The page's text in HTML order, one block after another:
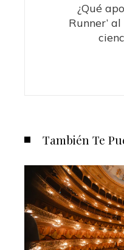
¿Qué
Runner’
También Te